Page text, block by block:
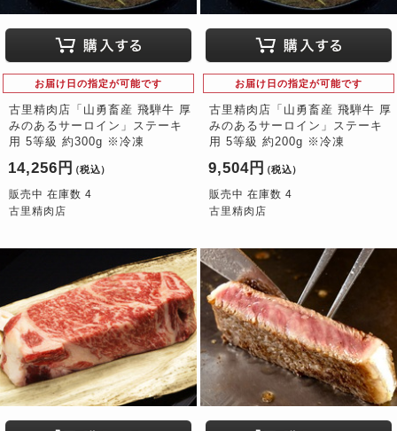
お届け日の指定が可能です
古里精肉店「山勇畜産 飛騨牛 厚
みのあるサーロイン」ステーキ
用 5等級 約300g ※冷凍
14,256円 （税込）
販売中 在庫数 4
古里精肉店
お届け日の指定が可能です
古里精肉店「山勇畜産 飛騨牛 厚
みのあるサーロイン」ステーキ
用 5等級 約200g ※冷凍
9,504円 （税込）
販売中 在庫数 4
古里精肉店